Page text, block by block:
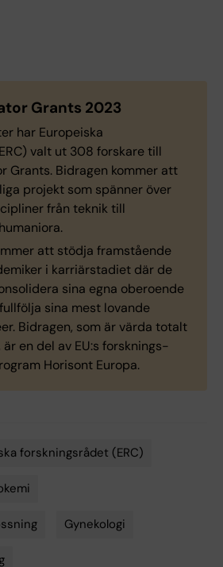
Grants 2023
har Europeiska
valt ut 308 forskare till
Grants. Bidragen kommer att
projekt som spänner över
från teknik till
att stödja framstående
i karriärstadiet där de
sina egna oberoende
sina mest lovande
Bidragen, som är värda totalt
är en del av EU:s forsknings-
Horisont Europa.
forskningsrådet (ERC)
Gynekologi